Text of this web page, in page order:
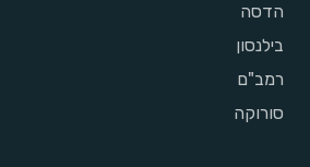
הדסה
בילנסון
רמב"ם
סורוקה